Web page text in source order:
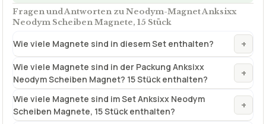
Fragen und Antworten zu Neodym-Magnet Anksixx
Neodym Scheiben Magnete, 15 Stück
Wie viele Magnete sind in diesem Set enthalten? +
Wie viele Magnete sind in der Packung Anksixx
Neodym Scheiben Magnet? 15 Stück enthalten?
+
Wie viele Magnete sind im Set Anksixx Neodym
Scheiben Magnete, 15 Stück enthalten?
+